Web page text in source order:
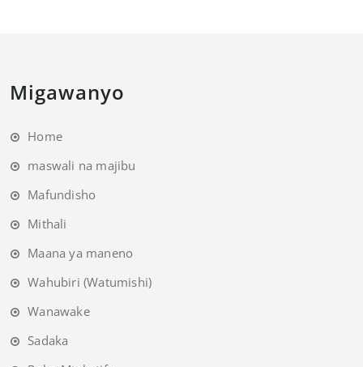
Migawanyo
Home
maswali na majibu
Mafundisho
Mithali
Maana ya maneno
Wahubiri (Watumishi)
Wanawake
Sadaka